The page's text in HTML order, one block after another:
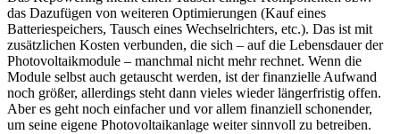
das Dazufügen von weiteren Optimierungen (Kauf eines
Batteriespeichers, Tausch eines Wechselrichters, etc.). Das ist mit
zusätzlichen Kosten verbunden, die sich – auf die Lebensdauer der
Photovoltaikmodule – manchmal nicht mehr rechnet. Wenn die
Module selbst auch getauscht werden, ist der finanzielle Aufwand
noch größer, allerdings steht dann vieles wieder längerfristig offen.
Aber es geht noch einfacher und vor allem finanziell schonender,
um seine eigene Photovoltaikanlage weiter sinnvoll zu betreiben.